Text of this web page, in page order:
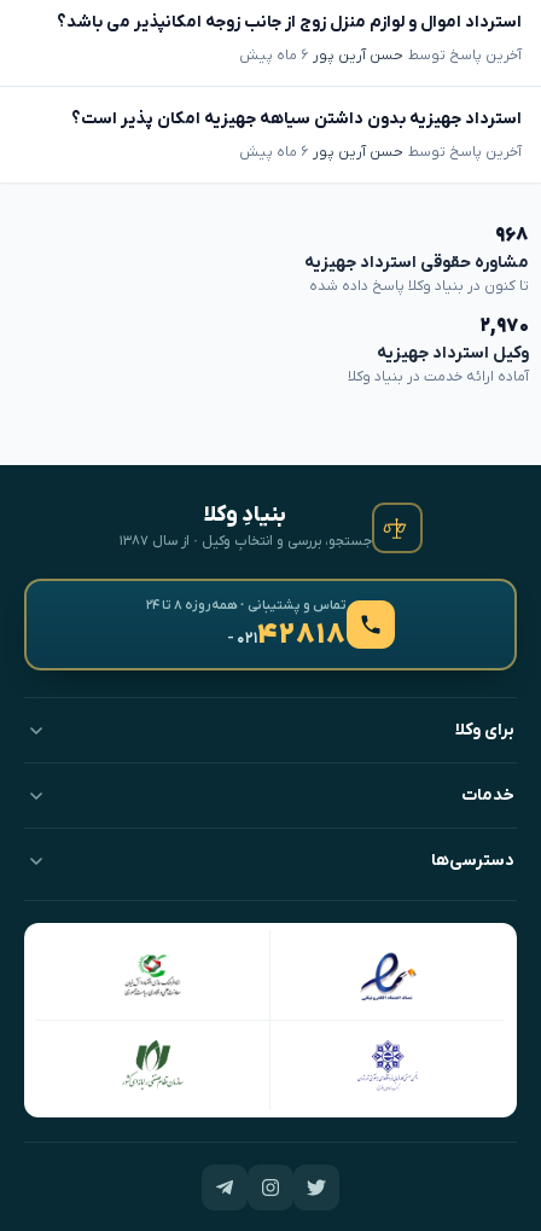
استرداد اموال و لوازم منزل زوج از جانب زوجه امکانپذیر می باشد؟
آخرین پاسخ توسط حسن آرین پور ۶ ماه پیش
استرداد جهیزیه بدون داشتن سیاهه جهیزیه امکان پذیر است؟
آخرین پاسخ توسط حسن آرین پور ۶ ماه پیش
۹۶۸
مشاوره حقوقی استرداد جهیزیه
تا کنون در بنیاد وکلا پاسخ داده شده
۲,۹۷۰
وکیل استرداد جهیزیه
آماده ارائه خدمت در بنیاد وکلا
بنیادِ وکلا
جستجو، بررسی و انتخابِ وکیل · از سال ۱۳۸۷
تماس و پشتیبانی · همه‌روزه ۸ تا ۲۴
۴۲۸۱۸- ۰۲۱
برای وکلا
خدمات
دسترسی‌ها